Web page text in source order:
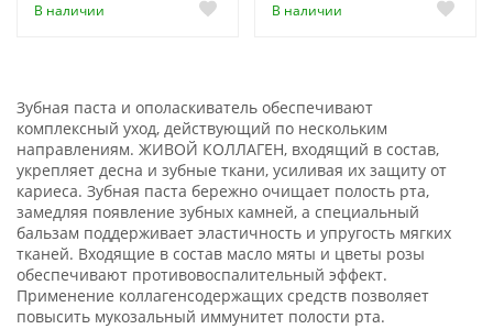
В наличии В наличии
Зубная паста и ополаскиватель обеспечивают
комплексный уход, действующий по нескольким
направлениям. ЖИВОЙ КОЛЛАГЕН, входящий в состав,
укрепляет десна и зубные ткани, усиливая их защиту от
кариеса. Зубная паста бережно очищает полость рта,
замедляя появление зубных камней, а специальный
бальзам поддерживает эластичность и упругость мягких
тканей. Входящие в состав масло мяты и цветы розы
обеспечивают противовоспалительный эффект.
Применение коллагенсодержащих средств позволяет
повысить мукозальный иммунитет полости рта.